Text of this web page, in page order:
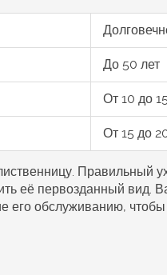
До 50 лет
От 10 до
От 15 до
Правильный
её первозданный вид.
его обслуживанию,